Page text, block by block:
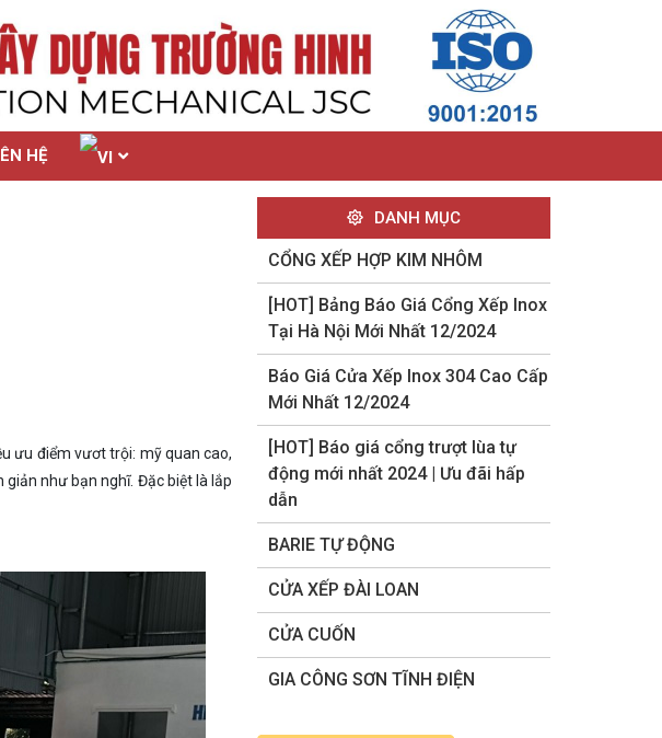
HỆ
ưu điểm vươt trội: mỹ quan cao,
như bạn nghĩ. Đặc biệt là lắp
DANH MỤC
CỔNG XẾP HỢP KIM NHÔM
[HOT] Bảng Báo Giá Cổng Xếp Inox
Tại Hà Nội Mới Nhất 12/2024
Báo Giá Cửa Xếp Inox 304 Cao Cấp
Mới Nhất 12/2024
[HOT] Báo giá cổng trượt lùa tự
động mới nhất 2024 | Ưu đãi hấp
dẫn
BARIE TỰ ĐỘNG
CỬA XẾP ĐÀI LOAN
CỬA CUỐN
GIA CÔNG SƠN TĨNH ĐIỆN